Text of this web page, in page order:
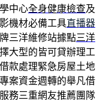
中心全身健康檢查及
機材必備工具直播器
三洋維修站據點三洋
大型的皆可貸辦理工
款處理緊急房屋土地
案資金週轉的舉凡借
服務三重網友推薦團隊